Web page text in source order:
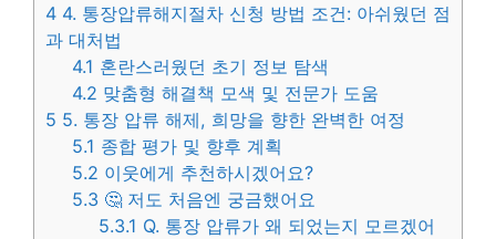
4 4. 통장압류해지절차 신청 방법 조건: 아쉬웠던 점
과 대처법
4.1 혼란스러웠던 초기 정보 탐색
4.2 맞춤형 해결책 모색 및 전문가 도움
5 5. 통장 압류 해제, 희망을 향한 완벽한 여정
5.1 종합 평가 및 향후 계획
5.2 이웃에게 추천하시겠어요?
5.3 🤔 저도 처음엔 궁금했어요
5.3.1 Q. 통장 압류가 왜 되었는지 모르겠어